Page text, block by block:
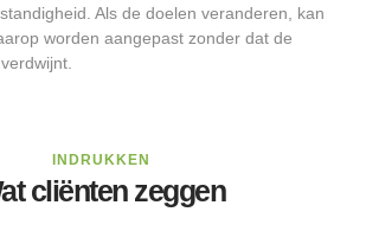
Als de doelen veranderen, kan
worden aangepast zonder dat de
INDRUKKEN
cliënten zeggen